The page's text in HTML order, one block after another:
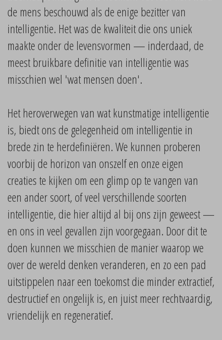
de mens beschouwd als de enige bezitter van
intelligentie. Het was de kwaliteit die ons uniek
maakte onder de levensvormen — inderdaad, de
meest bruikbare definitie van intelligentie was
misschien wel 'wat mensen doen'.
Het heroverwegen van wat kunstmatige intelligentie
is, biedt ons de gelegenheid om intelligentie in
brede zin te herdefiniëren. We kunnen proberen
voorbij de horizon van onszelf en onze eigen
creaties te kijken om een glimp op te vangen van
een ander soort, of veel verschillende soorten
intelligentie, die hier altijd al bij ons zijn geweest —
en ons in veel gevallen zijn voorgegaan. Door dit te
doen kunnen we misschien de manier waarop we
over de wereld denken veranderen, en zo een pad
uitstippelen naar een toekomst die minder extractief,
destructief en ongelijk is, en juist meer rechtvaardig,
vriendelijk en regeneratief.